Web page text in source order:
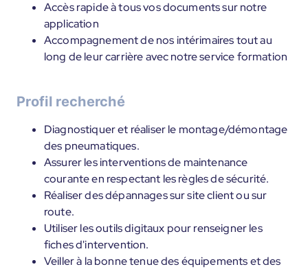
Accès rapide à tous vos documents sur notre
application
Accompagnement de nos intérimaires tout au
long de leur carrière avec notre service formation
Profil recherché
Diagnostiquer et réaliser le montage/démontage
des pneumatiques.
Assurer les interventions de maintenance
courante en respectant les règles de sécurité.
Réaliser des dépannages sur site client ou sur
route.
Utiliser les outils digitaux pour renseigner les
fiches d'intervention.
Veiller à la bonne tenue des équipements et des